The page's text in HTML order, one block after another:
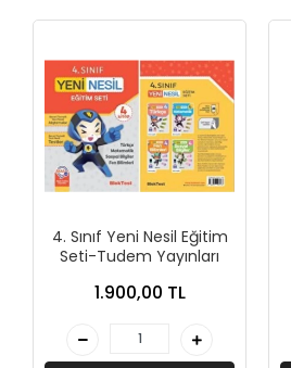
İNGİLİZCE HİKAYE KİTAPLARI
ALMANCA HİKAYE KİTAPLARI
MANGA - ÇİZGİ ROMAN
FUTBOL - SPORCU KİTAPLARI
HOBİ - BULMACA KİTAPLARI
BOYAMA - MANDALA KİTAPLARI
4. Sınıf Yeni Nesil Eğitim
Seti-Tudem Yayınları
1.900,00 TL